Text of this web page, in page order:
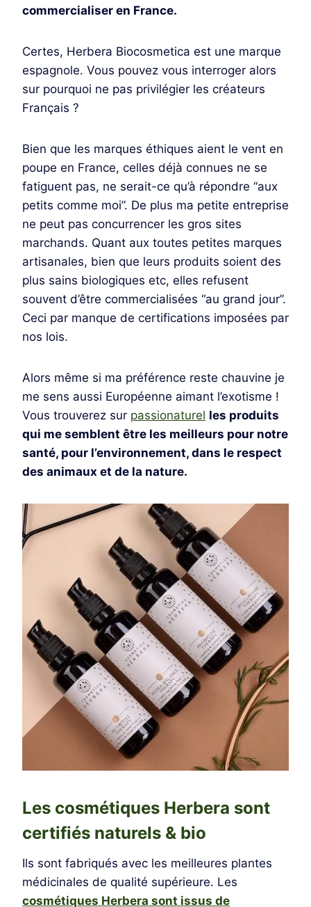
commercialiser en France.
Certes, Herbera Biocosmetica est une marque
espagnole. Vous pouvez vous interroger alors
sur pourquoi ne pas privilégier les créateurs
Français ?
Bien que les marques éthiques aient le vent en
poupe en France, celles déjà connues ne se
fatiguent pas, ne serait-ce qu’à répondre “aux
petits comme moi”. De plus ma petite entreprise
ne peut pas concurrencer les gros sites
marchands. Quant aux toutes petites marques
artisanales, bien que leurs produits soient des
plus sains biologiques etc, elles refusent
souvent d’être commercialisées “au grand jour”.
Ceci par manque de certifications imposées par
nos lois.
Alors même si ma préférence reste chauvine je
me sens aussi Européenne aimant l’exotisme !
Vous trouverez sur passionaturel les produits
qui me semblent être les meilleurs pour notre
santé, pour l’environnement, dans le respect
des animaux et de la nature.
Les cosmétiques Herbera sont
certifiés naturels & bio
Ils sont fabriqués avec les meilleures plantes
médicinales de qualité supérieure. Les
cosmétiques Herbera sont issus de